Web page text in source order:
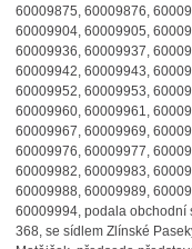
60009875, 60009876,
60009904, 60009905,
60009936, 60009937,
60009942, 60009943,
60009952, 60009953,
60009960, 60009961,
60009967, 60009969,
60009976, 60009977,
60009982, 60009983,
60009988, 60009989,
60009994, podala obchodní
368, se sídlem Zlínské